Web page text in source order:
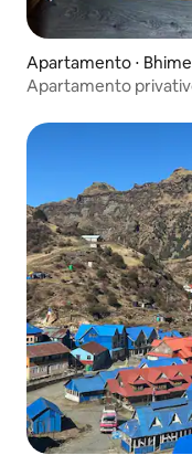
Apartamento ⋅
Apartamento